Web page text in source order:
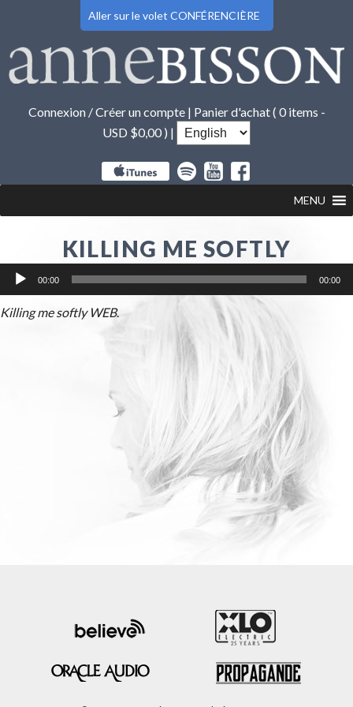
Aller sur le volet CONFÉRENCIÈRE
Connexion / Créer un compte| Panier d'achat ( 0 items -
USD $0,00 ) |
MENU
KILLING ME SOFTLY
Lecteur
audio
00:00 00:00
Killing me softly WEB.